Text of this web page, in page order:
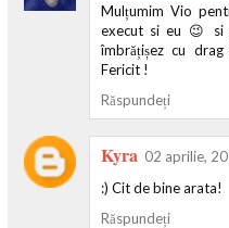
Mulțumim Vio
execut si eu 😉
îmbrățișez cu
Fericit !
Răspundeți
Kyra 02 aprilie,
:) Cit de bine arata!
Răspundeți